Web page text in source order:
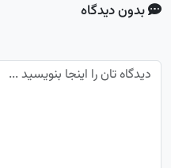
بدون دیدگاه